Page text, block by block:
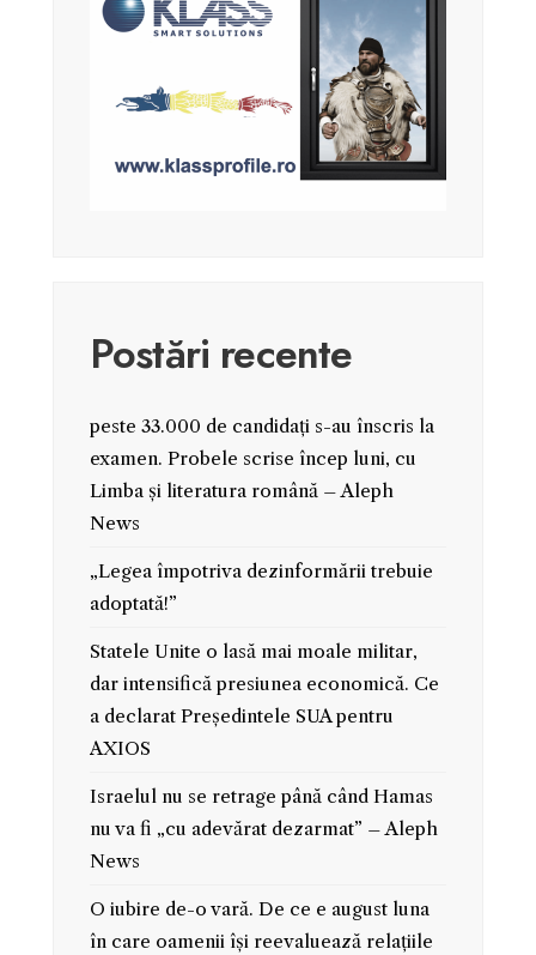
Postări recente
peste 33.000 de candidați s-au înscris la
examen. Probele scrise încep luni, cu
Limba și literatura română – Aleph
News
„Legea împotriva dezinformării trebuie
adoptată!”
Statele Unite o lasă mai moale militar,
dar intensifică presiunea economică. Ce
a declarat Președintele SUA pentru
AXIOS
Israelul nu se retrage până când Hamas
nu va fi „cu adevărat dezarmat” – Aleph
News
O iubire de-o vară. De ce e august luna
în care oamenii își reevaluează relațiile